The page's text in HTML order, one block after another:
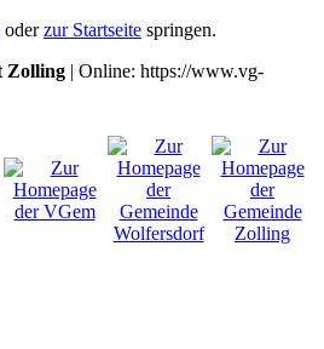
oderzur Startseite springen.
Zolling | Online: https://www.vg-